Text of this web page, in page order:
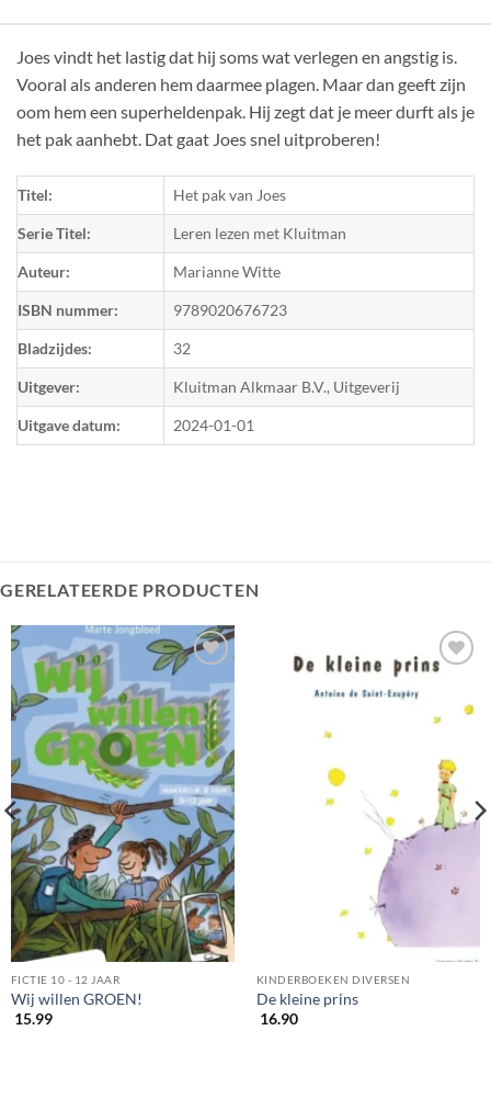
Joes vindt het lastig dat hij soms wat verlegen en angstig is.
Vooral als anderen hem daarmee plagen. Maar dan geeft zijn
oom hem een superheldenpak. Hij zegt dat je meer durft als je
het pak aanhebt. Dat gaat Joes snel uitproberen!
Titel: Het pak van Joes
Serie Titel: Leren lezen met Kluitman
Auteur: Marianne Witte
ISBN nummer: 9789020676723
Bladzijdes: 32
Uitgever: Kluitman Alkmaar B.V., Uitgeverij
Uitgave datum: 2024-01-01
GERELATEERDE PRODUCTEN
FICTIE 10 - 12 JAAR
Wij willen GROEN!
15.99
KINDERBOEKEN DIVERSEN
De kleine prins
16.90